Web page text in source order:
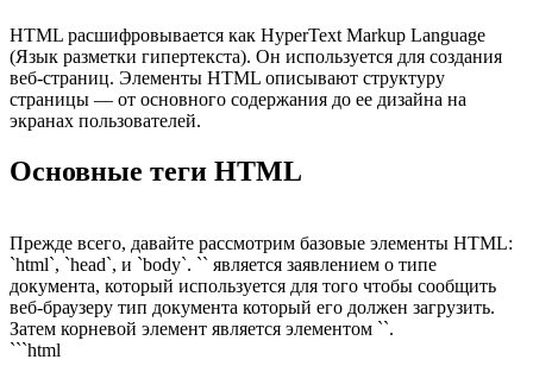
HTML расшифровывается как HyperText Markup Language
(Язык разметки гипертекста). Он используется для создания
веб-страниц. Элементы HTML описывают структуру
страницы — от основного содержания до ее дизайна на
экранах пользователей.
Основные теги HTML
Прежде всего, давайте рассмотрим базовые элементы HTML:
`html`, `head`, и `body`. `` является заявлением о типе
документа, который используется для того чтобы сообщить
веб-браузеру тип документа который его должен загрузить.
Затем корневой элемент является элементом ``.
```html